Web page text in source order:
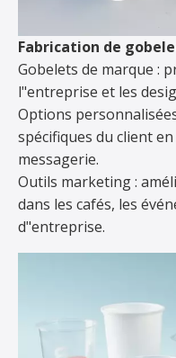
Fabrication de
Gobelets de marque :
l"entreprise et les
Options
spécifiques du client
messagerie.
Outils marketing :
dans les cafés, les
d"entreprise.